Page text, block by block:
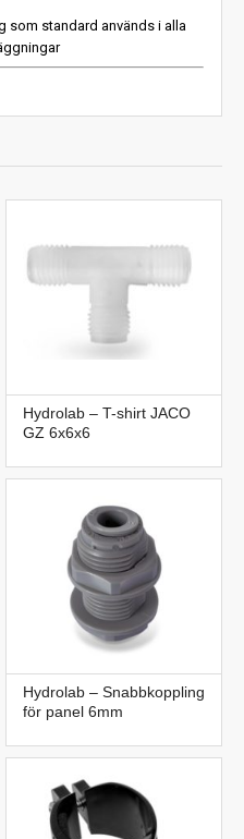
som standard används i alla
Hydrolab – T-shirt JACO
GZ 6x6x6
Hydrolab – Snabbkoppling
för panel 6mm